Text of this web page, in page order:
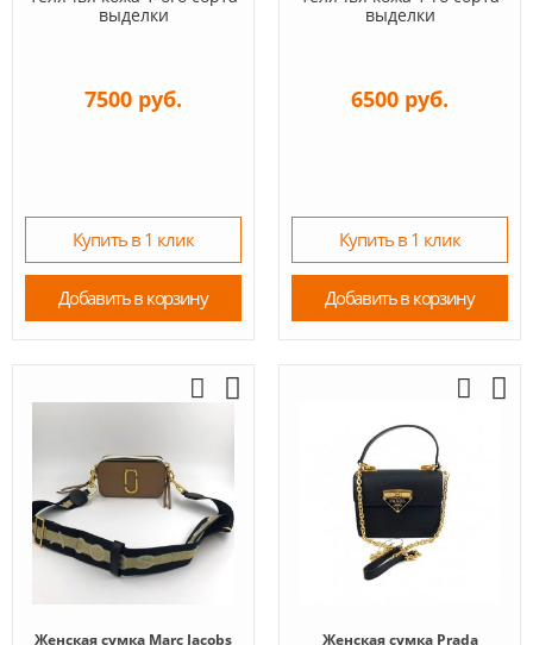
выделки
7500 руб.
Купить в 1 клик
Добавить в корзину
выделки
6500 руб.
Купить в 1 клик
Добавить в корзину
Женская сумка Marc Jacobs
Женская сумка Prada